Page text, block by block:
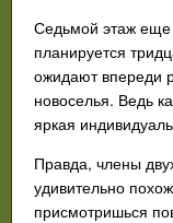
Седьмой этаж еще
планируется
ожидают впереди
новоселья. Ведь
яркая
Правда, члены
удивительно
присмотришься